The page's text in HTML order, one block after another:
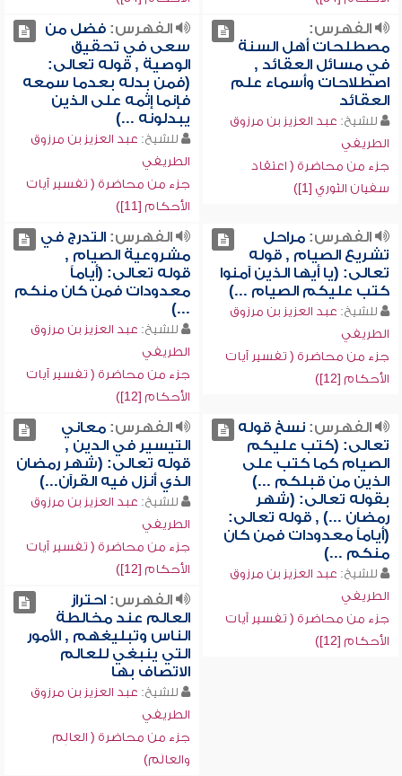
الفهرس:
مصطلحات أهل السنة
في مسائل العقائد ,
اصطلاحات وأسماء علم
العقائد
للشيخ: عبد العزيز بن مرزوق
الطريفي
جزء من محاضرة ( اعتقاد
سفيان الثوري [1])
الفهرس:فضل من
سعى في تحقيق
الوصية , قوله تعالى:
(فمن بدله بعدما سمعه
فإنما إثمه على الذين
يبدلونه ...)
للشيخ: عبد العزيز بن مرزوق
الطريفي
جزء من محاضرة ( تفسير آيات
الأحكام [11])
الفهرس:مراحل
تشريع الصيام , قوله
تعالى: (يا أيها الذين آمنوا
كتب عليكم الصيام ...)
للشيخ: عبد العزيز بن مرزوق
الطريفي
جزء من محاضرة ( تفسير آيات
الأحكام [12])
الفهرس:التدرج في
مشروعية الصيام ,
قوله تعالى: (أياماً
معدودات فمن كان منكم
...)
للشيخ: عبد العزيز بن مرزوق
الطريفي
جزء من محاضرة ( تفسير آيات
الأحكام [12])
الفهرس:نسخ قوله
تعالى: (كتب عليكم
الصيام كما كتب على
الذين من قبلكم ...)
بقوله تعالى: (شهر
رمضان ...) , قوله تعالى:
(أياماً معدودات فمن كان
منكم ...)
للشيخ: عبد العزيز بن مرزوق
الطريفي
جزء من محاضرة ( تفسير آيات
الأحكام [12])
الفهرس:معاني
التيسير في الدين ,
قوله تعالى: (شهر رمضان
الذي أنزل فيه القرآن...)
للشيخ: عبد العزيز بن مرزوق
الطريفي
جزء من محاضرة ( تفسير آيات
الأحكام [12])
الفهرس:احتراز
العالم عند مخالطة
الناس وتبليغهم , الأمور
التي ينبغي للعالم
الاتصاف بها
للشيخ: عبد العزيز بن مرزوق
الطريفي
جزء من محاضرة ( العالِم
والعالَم)